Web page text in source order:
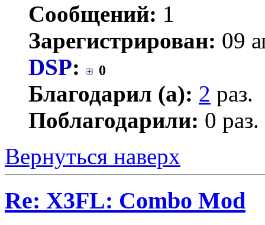
Сообщений: 1
Зарегистрирован: 09
DSP: 0
Благодарил (а): 2 раз.
Поблагодарили: 0 раз.
Вернуться наверх
Re: X3FL: Combo Mod